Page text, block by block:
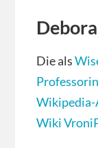
Die als
Professorin
Wiki